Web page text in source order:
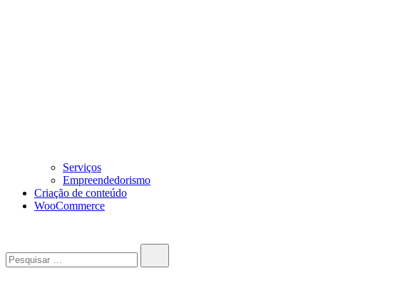
Serviços
Empreendedorismo
Criação de conteúdo
WooCommerce